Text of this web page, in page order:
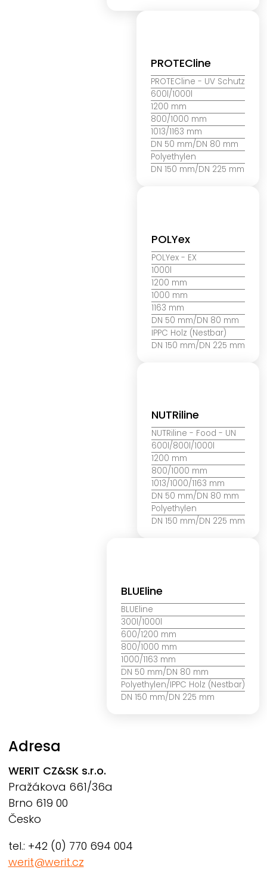
PROTECline
PROTECline - UV Schutz
600l/1000l
1200 mm
800/1000 mm
1013/1163 mm
DN 50 mm/DN 80 mm
Polyethylen
DN 150 mm/DN 225 mm
POLYex
POLYex - EX
1000l
1200 mm
1000 mm
1163 mm
DN 50 mm/DN 80 mm
IPPC Holz (Nestbar)
DN 150 mm/DN 225 mm
NUTRiline
NUTRiline - Food - UN
600l/800l/1000l
1200 mm
800/1000 mm
1013/1000/1163 mm
DN 50 mm/DN 80 mm
Polyethylen
DN 150 mm/DN 225 mm
BLUEline
BLUEline
300l/1000l
600/1200 mm
800/1000 mm
1000/1163 mm
DN 50 mm/DN 80 mm
Polyethylen/IPPC Holz (Nestbar)
DN 150 mm/DN 225 mm
Adresa
WERIT CZ&SK s.r.o.
Pražákova 661/36a
Brno 619 00
Česko
tel.: +42 (0) 770 694 004
werit@werit.cz